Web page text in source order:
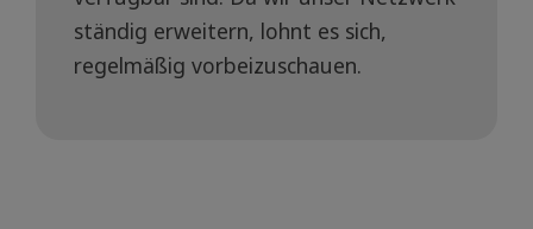
ständig erweitern, lohnt es sich,
regelmäßig vorbeizuschauen.